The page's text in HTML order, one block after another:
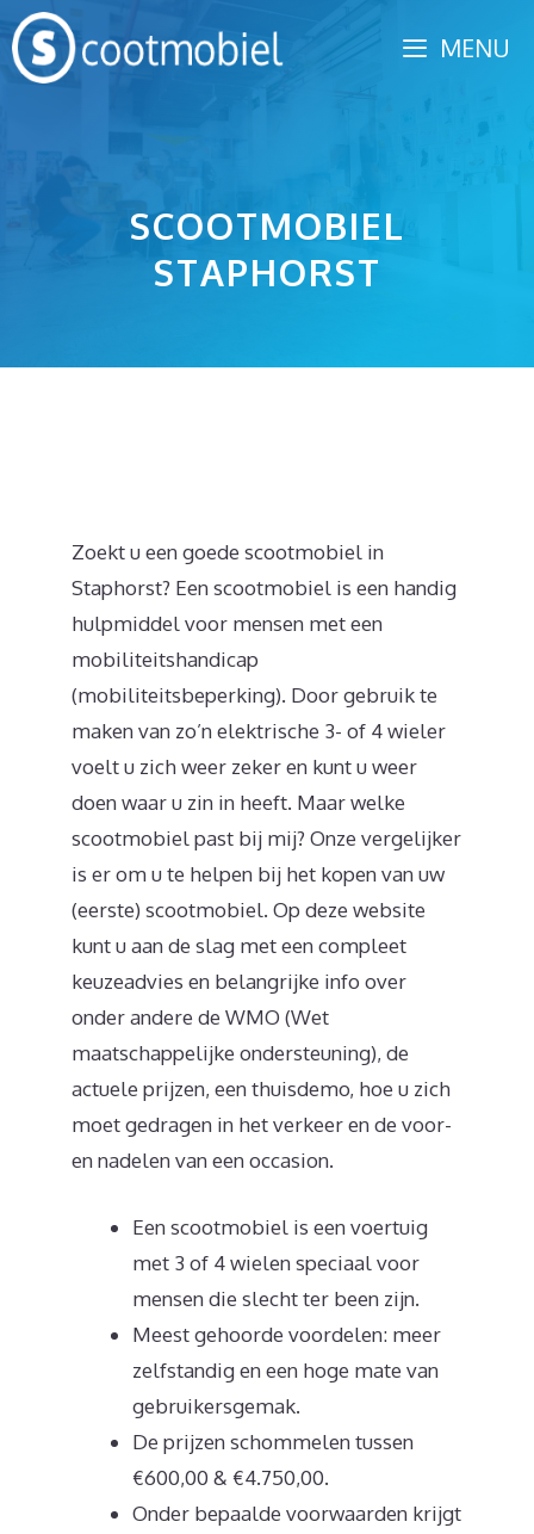
Spring
naar
inhoud
MENU
SCOOTMOBIEL
STAPHORST
Zoekt u een goede scootmobiel in
Staphorst? Een scootmobiel is een handig
hulpmiddel voor mensen met een
mobiliteitshandicap
(mobiliteitsbeperking). Door gebruik te
maken van zo’n elektrische 3- of 4 wieler
voelt u zich weer zeker en kunt u weer
doen waar u zin in heeft. Maar welke
scootmobiel past bij mij? Onze vergelijker
is er om u te helpen bij het kopen van uw
(eerste) scootmobiel. Op deze website
kunt u aan de slag met een compleet
keuzeadvies en belangrijke info over
onder andere de WMO (Wet
maatschappelijke ondersteuning), de
actuele prijzen, een thuisdemo, hoe u zich
moet gedragen in het verkeer en de voor-
en nadelen van een occasion.
Een scootmobiel is een voertuig
met 3 of 4 wielen speciaal voor
mensen die slecht ter been zijn.
Meest gehoorde voordelen: meer
zelfstandig en een hoge mate van
gebruikersgemak.
De prijzen schommelen tussen
€600,00 & €4.750,00.
Onder bepaalde voorwaarden krijgt